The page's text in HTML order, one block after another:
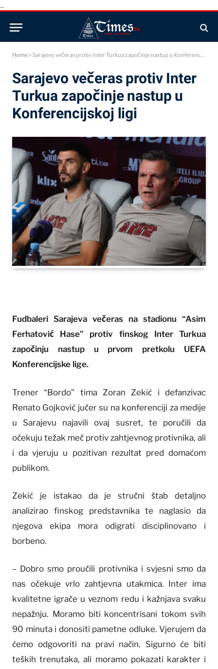
...
Home » Sarajevo večeras protiv Inter Turkua započinje nastup u Konferencijskoj ligi
Sarajevo večeras protiv Inter
Turkua započinje nastup u
Konferencijskoj ligi
Fudbaleri Sarajeva večeras na stadionu “Asim
Ferhatović Hase” protiv finskog Inter Turkua
započinju nastup u prvom pretkolu UEFA
Konferencijske lige.
Trener “Bordo” tima Zoran Zekić i defanzivac
Renato Gojković jučer su na konferenciji za medije
u Sarajevu najavili ovaj susret, te poručili da
očekuju težak meč protiv zahtjevnog protivnika, ali
i da vjeruju u pozitivan rezultat pred domaćom
publikom.
Zekić je istakao da je stručni štab detaljno
analizirao finskog predstavnika te naglasio da
njegova ekipa mora odigrati disciplinovano i
borbeno.
– Dobro smo proučili protivnika i svjesni smo da
nas očekuje vrlo zahtjevna utakmica. Inter ima
kvalitetne igrače u veznom redu i kažnjava svaku
nepažnju. Moramo biti koncentrisani tokom svih
90 minuta i donositi pametne odluke. Vjerujem da
ćemo odgovoriti na pravi način. Sigurno će biti
teških trenutaka, ali moramo pokazati karakter i